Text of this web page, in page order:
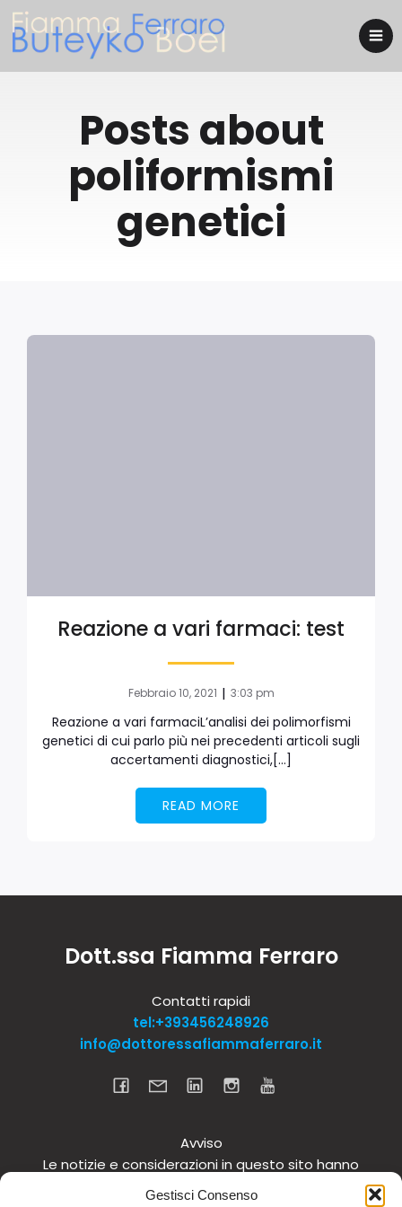
Gestisci Consenso
Posts about
poliformismi
genetici
Reazione a vari farmaci: test
Febbraio 10, 2021 | 3:03 pm
Reazione a vari farmaciL’analisi dei polimorfismi
genetici di cui parlo più nei precedenti articoli sugli
accertamenti diagnostici,[…]
READ MORE
Dott.ssa Fiamma Ferraro
Contatti rapidi
tel:+393456248926
info@dottoressafiammaferraro.it
Avviso
Le notizie e considerazioni in questo sito hanno
carattere informativo generale e non intendono in